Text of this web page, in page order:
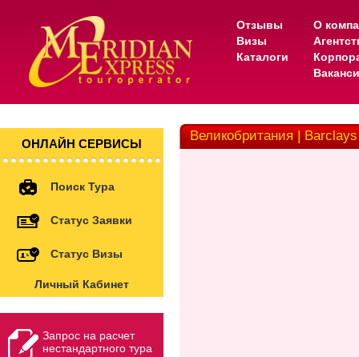
Отзывы
Визы
Каталоги
О
ОНЛАЙН СЕРВИСЫ
Поиск Тура
Статус Заявки
Статус Визы
Личный Кабинет
Запрос на расчет
нестандартного тура
Великобритания |